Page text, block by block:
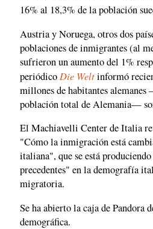
16% al 18,3% de la población
Austria y Noruega, otros dos
poblaciones de inmigrantes (al
sufrieron un aumento del 1%
periódico Die Weltinformó
millones de habitantes
población total de Alemania—
El Machiavelli Center de Italia
"Cómo la inmigración está
italiana", que se está
precedentes" en la demografía
migratoria.
Se ha abierto la caja de Pandora
demográfica.